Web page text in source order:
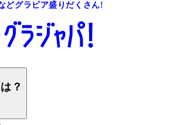
どグラビア盛りだくさん!
？